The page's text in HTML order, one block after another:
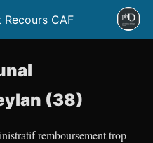
CAF
(38)
remboursement trop